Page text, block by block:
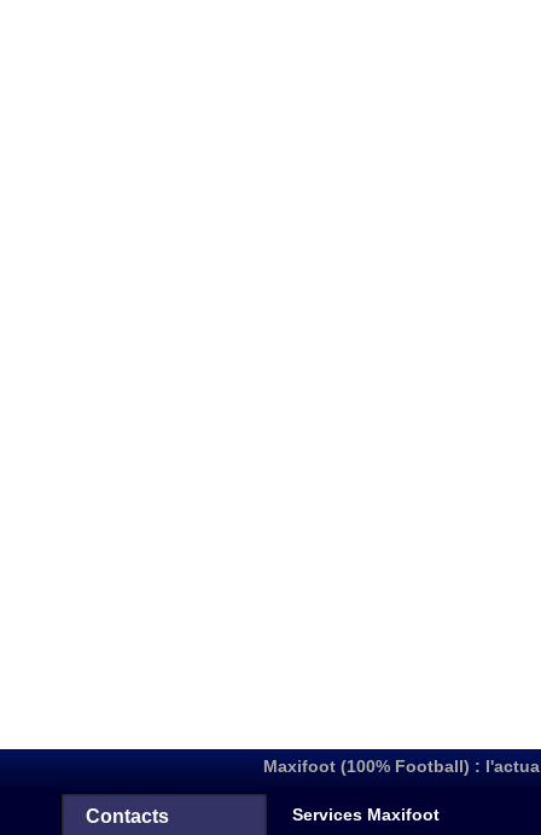
Maxifoot (100% Football) :
Contacts Services Maxifoot